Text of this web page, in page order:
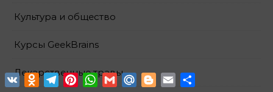
Культура и общество
Курсы GeekBrains
Лекарственные травы
VK Odnoklassniki
Telegram
PinterestWhatsApp
GmailMail.RuBlogger
Email